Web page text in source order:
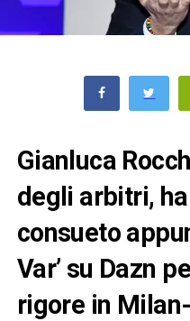
Gianluca
degli arbitri,
consueto
Var’ su Dazn
rigore in